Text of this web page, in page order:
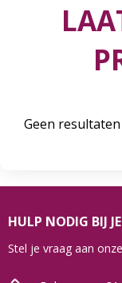
Geen
HULP NODIG BIJ
Stel je vraag aan